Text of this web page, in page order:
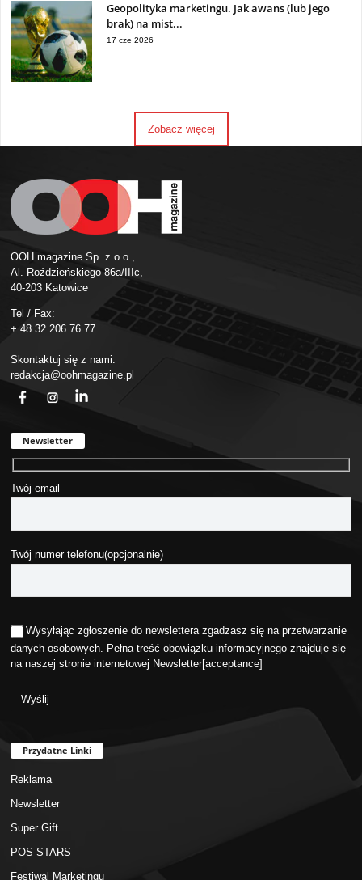
Geopolityka marketingu. Jak awans (lub jego
brak) na mist...
17 cze 2026
Zobacz więcej
OOH magazine Sp. z o.o.,
Al. Roździeńskiego 86a/IIIc,
40-203 Katowice
Tel / Fax:
+ 48 32 206 76 77
Skontaktuj się z nami:
redakcja@oohmagazine.pl
Newsletter
Twój email
Twój numer telefonu(opcjonalnie)
Wysyłając zgłoszenie do newslettera zgadzasz się na przetwarzanie
danych osobowych. Pełna treść obowiązku informacyjnego znajduje się
na naszej stronie internetowej Newsletter[acceptance]
Przydatne Linki
Reklama
Newsletter
Super Gift
POS STARS
Festiwal Marketingu